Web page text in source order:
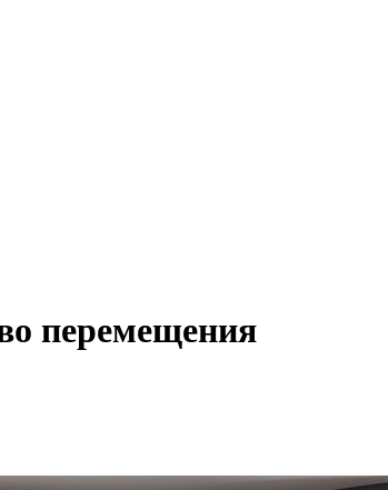
перемещения